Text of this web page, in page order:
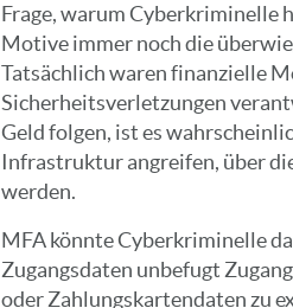
Frage, warum Cyberkriminelle
Motive immer noch die
Tatsächlich waren finanzielle
Sicherheitsverletzungen
Geld folgen, ist es
Infrastruktur angreifen, über
werden.
MFA könnte Cyberkriminelle
Zugangsdaten unbefugt
oder Zahlungskartendaten zu